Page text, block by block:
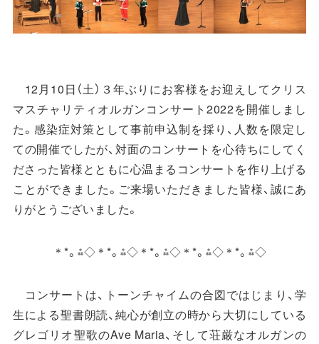
12月10日（土）３年ぶりにお客様をお迎えしてクリス
マスチャリティオルガンコンサート2022を開催しまし
た。感染症対策として事前申込制を採り、人数を限定し
ての開催でしたが、対面のコンサートを心待ちにしてく
ださった皆様とともに心温まるコンサートを作り上げる
ことができました。ご来場いただきました皆様、誠にあ
りがとうございました。
＊*。⁂◇＊*。⁂◇＊*。⁂◇＊*。⁂◇＊*。⁂◇
コンサートは、トーンチャイムの合図ではじまり、学
生による聖書朗読、純心が創立の時から大切にしている
グレゴリオ聖歌のAve Maria、そして荘厳なオルガンの